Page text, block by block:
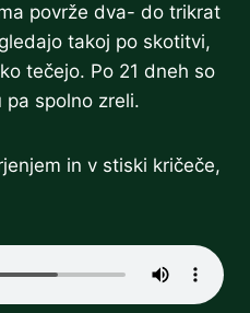
povrže dva- do trikrat
takoj po skotitvi,
tečejo. Po 21 dneh so
spolno zreli.
in v stiski kričeče,